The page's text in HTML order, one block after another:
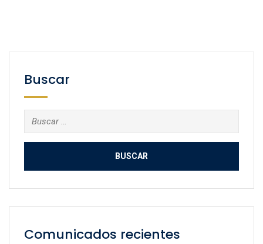
Buscar
Buscar:
Comunicados recientes